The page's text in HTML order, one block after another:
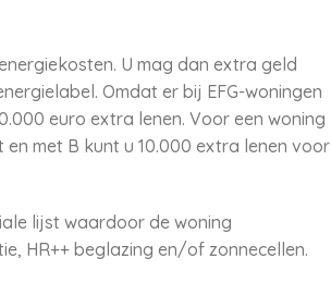
U mag dan extra geld
Omdat er bij EFG-woningen
euro extra lenen. Voor een woning
met B kunt u 10.000 extra lenen voor
lijst waardoor de woning
HR++ beglazing en/of zonnecellen.